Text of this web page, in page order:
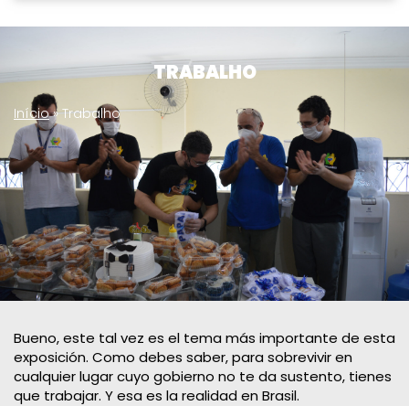
TRABALHO
Início»Trabalho
Bueno, este tal vez es el tema más importante de esta
exposición. Como debes saber, para sobrevivir en
cualquier lugar cuyo gobierno no te da sustento, tienes
que trabajar. Y esa es la realidad en Brasil.